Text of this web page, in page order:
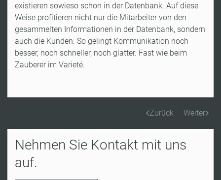
existieren sowieso schon in der Datenbank. Auf diese
Weise profitieren nicht nur die Mitarbeiter von den
gesammelten Informationen in der Datenbank, sondern
auch die Kunden. So gelingt Kommunikation noch
besser, noch schneller, noch glatter. Fast wie beim
Zauberer im Varieté.
Zurück Weiter
Nehmen Sie Kontakt mit uns
auf.